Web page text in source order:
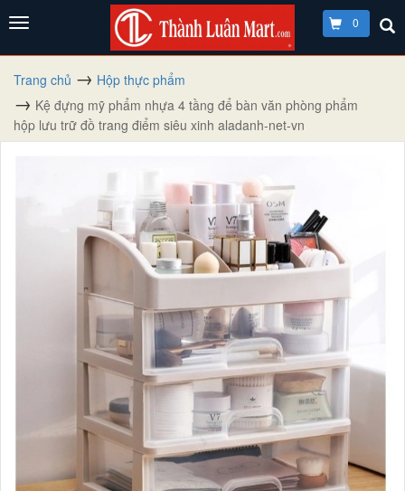
0
Trang chủ
Hộp thực phẩm
Kệ đựng mỹ phẩm nhựa 4 tầng để bàn văn phòng phẩm
hộp lưu trữ đồ trang điểm siêu xinh aladanh-net-vn